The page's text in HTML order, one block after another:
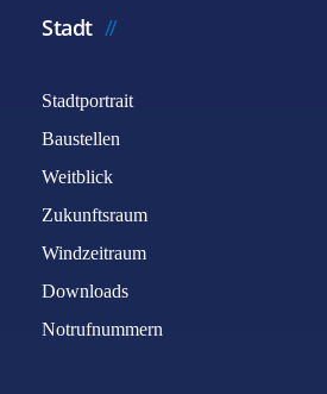
Stadt
Stadtportrait
Baustellen
Weitblick
Zukunftsraum
Windzeitraum
Downloads
Notrufnummern